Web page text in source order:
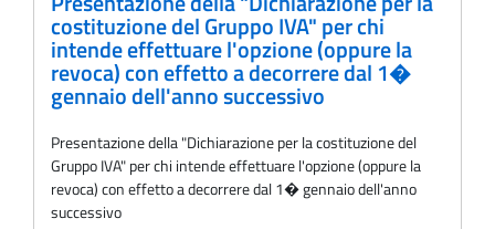
costituzione del Gruppo IVA" per chi
intende effettuare l'opzione (oppure la
revoca) con effetto a decorrere dal 1�
gennaio dell'anno successivo
Presentazione della "Dichiarazione per la costituzione del
Gruppo IVA" per chi intende effettuare l'opzione (oppure la
revoca) con effetto a decorrere dal 1� gennaio dell'anno
successivo